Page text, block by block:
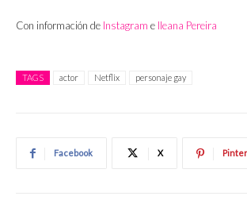
Con información de Instagram e Ileana Pereira
TAGS actor Netflix personaje gay
Facebook X